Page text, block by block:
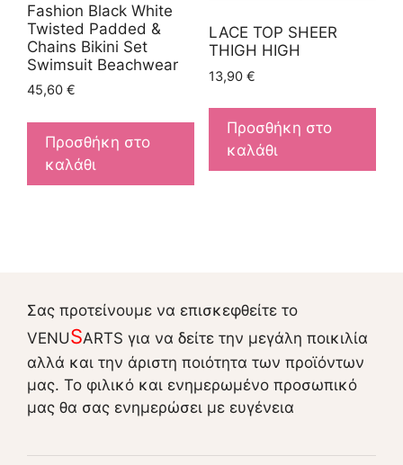
Fashion Black White
Twisted Padded &
Chains Bikini Set
Swimsuit Beachwear
45,60 €
Προσθήκη στο
καλάθι
LACE TOP SHEER
THIGH HIGH
13,90 €
Προσθήκη στο
καλάθι
Σας προτείνουμε να επισκεφθείτε το
VENUSARTS για να δείτε την μεγάλη ποικιλία
αλλά και την άριστη ποιότητα των προϊόντων
μας. Το φιλικό και ενημερωμένο προσωπικό
μας θα σας ενημερώσει με ευγένεια